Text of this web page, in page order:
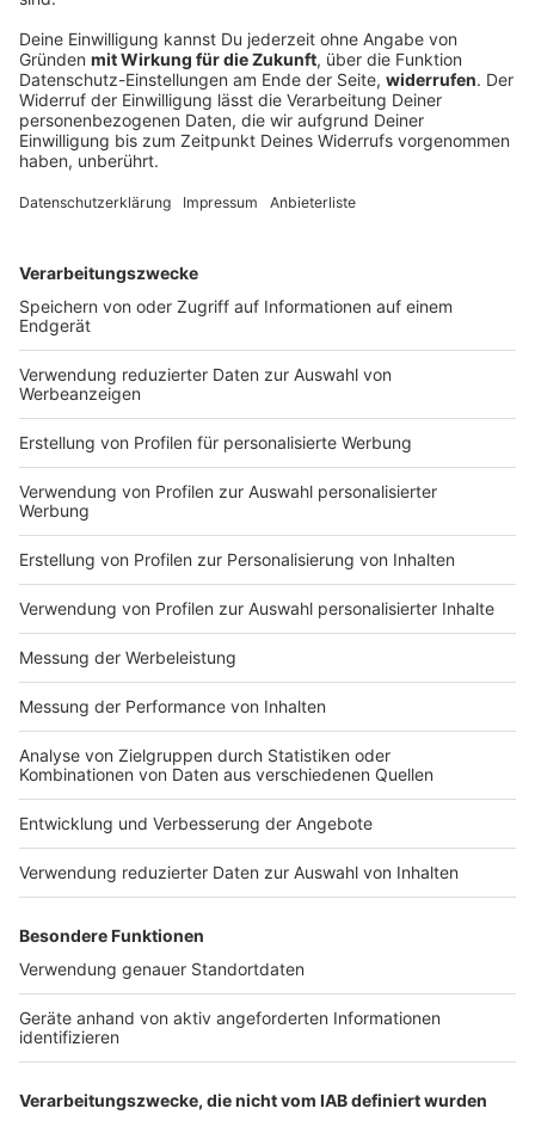
US-Senat billigt Gesetz zu neuen Russland-
Sanktionen
Eine Parlamentskammer ringt sich zu potenziell
aber wird die andere auch zustimmen? Kurz nach
DEINE GEMERKTEN ARTIKEL
Du hast dir noch keine Artikel gemerkt
Impressum
Nutzungsbedingungen
Jobs
Presse
Werben
Archiv
ANTENNE BAYERN GROUP
Stiftung ANTENNE BAYERN
hilft
Teilnahmebedingungen
Kontakt
Studio-Hotline
Verkehrs-Hotline
Newsletter